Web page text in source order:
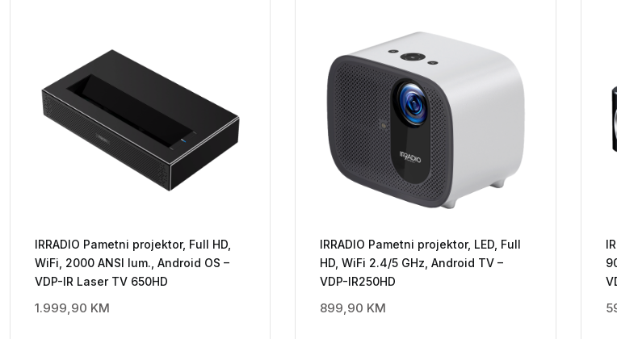
low
IRRADIO Pametni projektor, Full HD,
WiFi, 2000 ANSI lum., Android OS –
VDP-IR Laser TV 650HD
1.999,90 KM
IRRADIO Pametni projektor, LED, Full
HD, WiFi 2.4/5 GHz, Android TV –
VDP-IR250HD
899,90 KM